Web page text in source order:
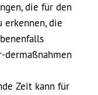
die für den
erkennen, die
dermaßnahmen
Zeit kann für